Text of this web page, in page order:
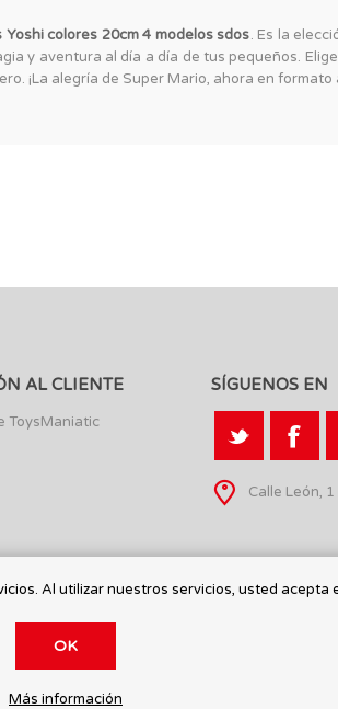
Yoshi colores 20cm 4 modelos sdos. Es la
y aventura al día a día de tus pequeños.
¡La alegría de Super Mario, ahora en
AL CLIENTE
ToysManiatic
SÍGUENOS EN
Calle León,
Al utilizar nuestros servicios, usted acepta
OK
Más información